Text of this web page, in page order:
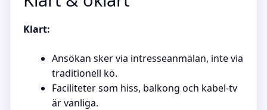
Klart:
Ansökan sker via intresseanmälan, inte via
traditionell kö.
Faciliteter som hiss, balkong och kabel-tv
är vanliga.